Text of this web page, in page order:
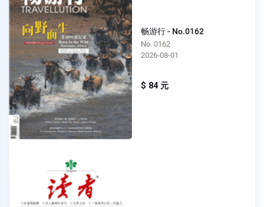
畅游行 - No.0162
No. 0162
2026-08-01
$ 84 元